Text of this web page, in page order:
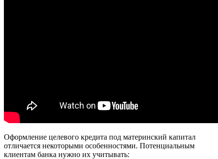
Оформление целевого кредита под материнский капитал
отличается некоторыми особенностями. Потенциальным
клиентам банка нужно их учитывать: